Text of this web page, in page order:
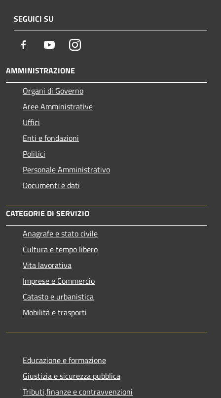
SEGUICI SU
Facebook YoutubeInstagram
AMMINISTRAZIONE
Organi di Governo
Aree Amministrative
Uffici
Enti e fondazioni
Politici
Personale Amministrativo
Documenti e dati
CATEGORIE DI SERVIZIO
Anagrafe e stato civile
Cultura e tempo libero
Vita lavorativa
Imprese e Commercio
Catasto e urbanistica
Mobilità e trasporti
Educazione e formazione
Giustizia e sicurezza pubblica
Tributi,finanze e contravvenzioni